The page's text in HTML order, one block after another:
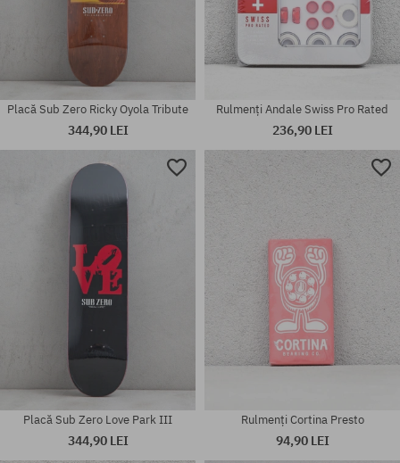
Mărimi existente:
Mărimi existente:
Placă Sub Zero Ricky Oyola Tribute
344,90 LEI
Rulmenți Andale Swiss Pro Rated
236,90 LEI
Placă Sub Zero Love Park III
344,90 LEI
Rulmenți Cortina Presto
94,90 LEI